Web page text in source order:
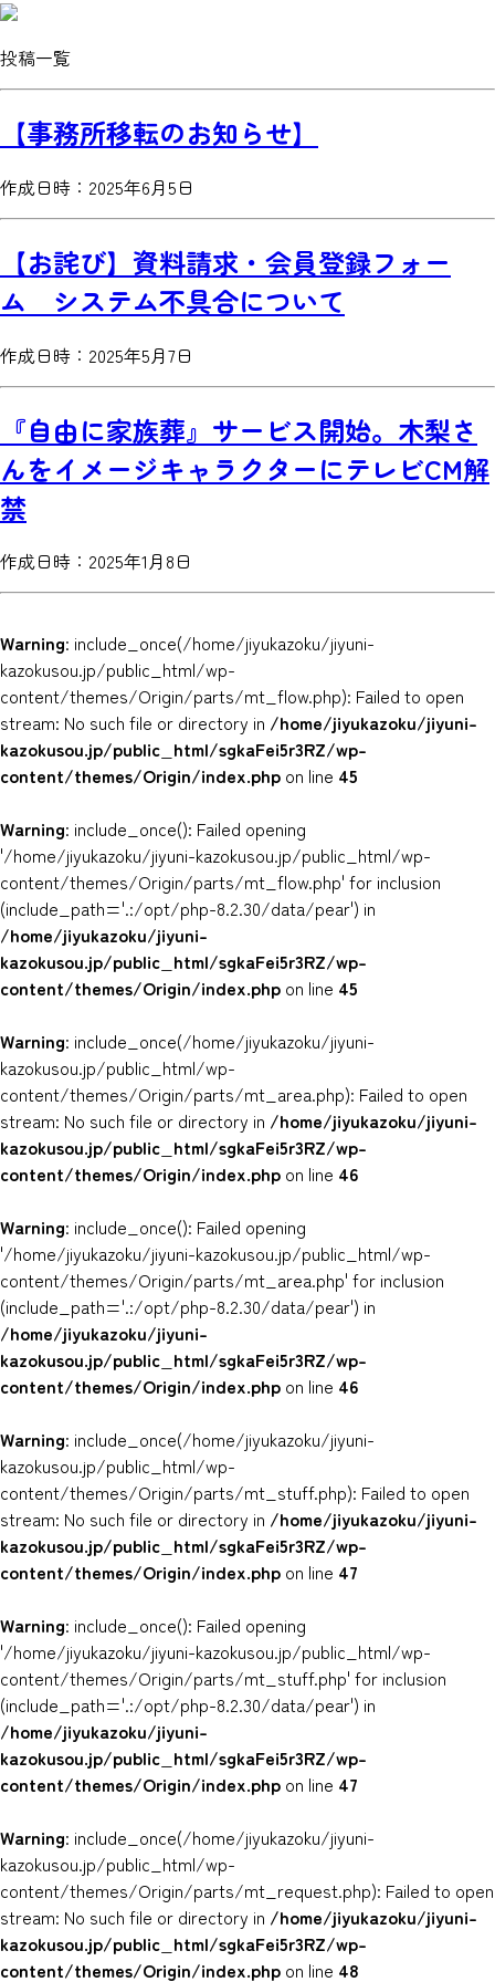
投稿一覧
【事務所移転のお知らせ】
作成日時：2025年6月5日
【お詫び】資料請求・会員登録フォー
ム システム不具合について
作成日時：2025年5月7日
『自由に家族葬』サービス開始。木梨さ
んをイメージキャラクターにテレビCM解
禁
作成日時：2025年1月8日
Warning: include_once(/home/jiyukazoku/jiyuni-
kazokusou.jp/public_html/wp-
content/themes/Origin/parts/mt_flow.php): Failed to open
stream: No such file or directory in /home/jiyukazoku/jiyuni-
kazokusou.jp/public_html/sgkaFei5r3RZ/wp-
content/themes/Origin/index.php on line 45
Warning: include_once(): Failed opening
'/home/jiyukazoku/jiyuni-kazokusou.jp/public_html/wp-
content/themes/Origin/parts/mt_flow.php' for inclusion
(include_path='.:/opt/php-8.2.30/data/pear') in
/home/jiyukazoku/jiyuni-
kazokusou.jp/public_html/sgkaFei5r3RZ/wp-
content/themes/Origin/index.php on line 45
Warning: include_once(/home/jiyukazoku/jiyuni-
kazokusou.jp/public_html/wp-
content/themes/Origin/parts/mt_area.php): Failed to open
stream: No such file or directory in /home/jiyukazoku/jiyuni-
kazokusou.jp/public_html/sgkaFei5r3RZ/wp-
content/themes/Origin/index.php on line 46
Warning: include_once(): Failed opening
'/home/jiyukazoku/jiyuni-kazokusou.jp/public_html/wp-
content/themes/Origin/parts/mt_area.php' for inclusion
(include_path='.:/opt/php-8.2.30/data/pear') in
/home/jiyukazoku/jiyuni-
kazokusou.jp/public_html/sgkaFei5r3RZ/wp-
content/themes/Origin/index.php on line 46
Warning: include_once(/home/jiyukazoku/jiyuni-
kazokusou.jp/public_html/wp-
content/themes/Origin/parts/mt_stuff.php): Failed to open
stream: No such file or directory in /home/jiyukazoku/jiyuni-
kazokusou.jp/public_html/sgkaFei5r3RZ/wp-
content/themes/Origin/index.php on line 47
Warning: include_once(): Failed opening
'/home/jiyukazoku/jiyuni-kazokusou.jp/public_html/wp-
content/themes/Origin/parts/mt_stuff.php' for inclusion
(include_path='.:/opt/php-8.2.30/data/pear') in
/home/jiyukazoku/jiyuni-
kazokusou.jp/public_html/sgkaFei5r3RZ/wp-
content/themes/Origin/index.php on line 47
Warning: include_once(/home/jiyukazoku/jiyuni-
kazokusou.jp/public_html/wp-
content/themes/Origin/parts/mt_request.php): Failed to open
stream: No such file or directory in /home/jiyukazoku/jiyuni-
kazokusou.jp/public_html/sgkaFei5r3RZ/wp-
content/themes/Origin/index.php on line 48